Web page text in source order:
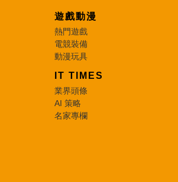
遊戲動漫
熱門遊戲
電競裝備
動漫玩具
IT TIMES
業界頭條
AI 策略
名家專欄